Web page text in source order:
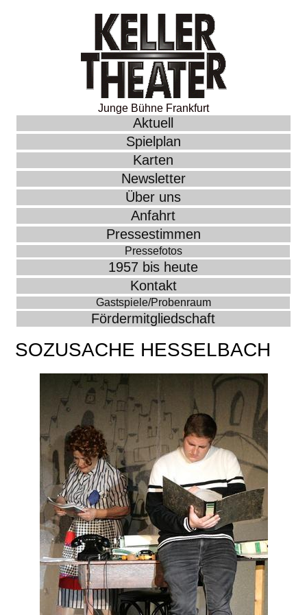
Junge Bühne Frankfurt
Aktuell
Spielplan
Karten
Newsletter
Über uns
Anfahrt
Pressestimmen
Pressefotos
1957 bis heute
Kontakt
Gastspiele/Probenraum
Fördermitgliedschaft
SOZUSACHE HESSELBACH